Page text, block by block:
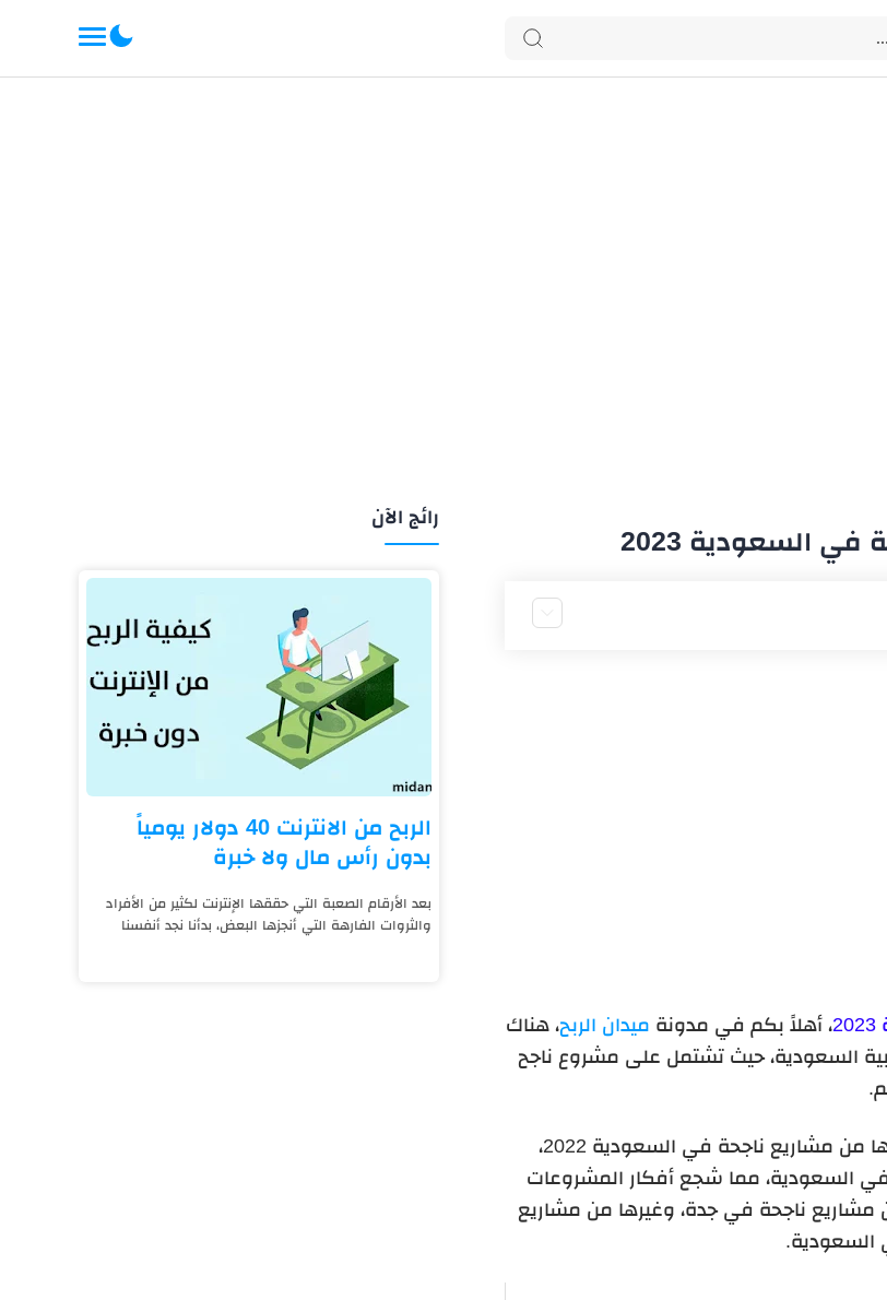
السعودية 2023
، أهلاً بكم في مدونة ميدان الربح، هناك
السعودية، حيث تشتمل على مشروع ناجح
وكذلك مشاريع ناجحة في السعودية للنساء، وغيرها من مشاريع ناجحة في السعودية 2022،
السعودية، مما شجع أفكار المشروعات
ناجحة في جدة، وغيرها من مشاريع
السعودية.
رائج الآن
الربح من الانترنت 40 دولار يومياً
بدون رأس مال ولا خبرة
بعد الأرقام الصعبة التي حققها الإنترنت لكثير من الأفراد
والثروات الفارهة التي أنجزها البعض، بدأنا نجد أنفسنا